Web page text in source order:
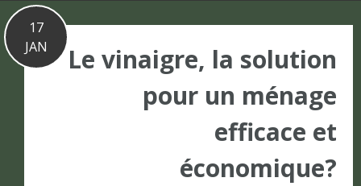
17
JAN
Le vinaigre, la solution
pour un ménage
efficace et
économique?